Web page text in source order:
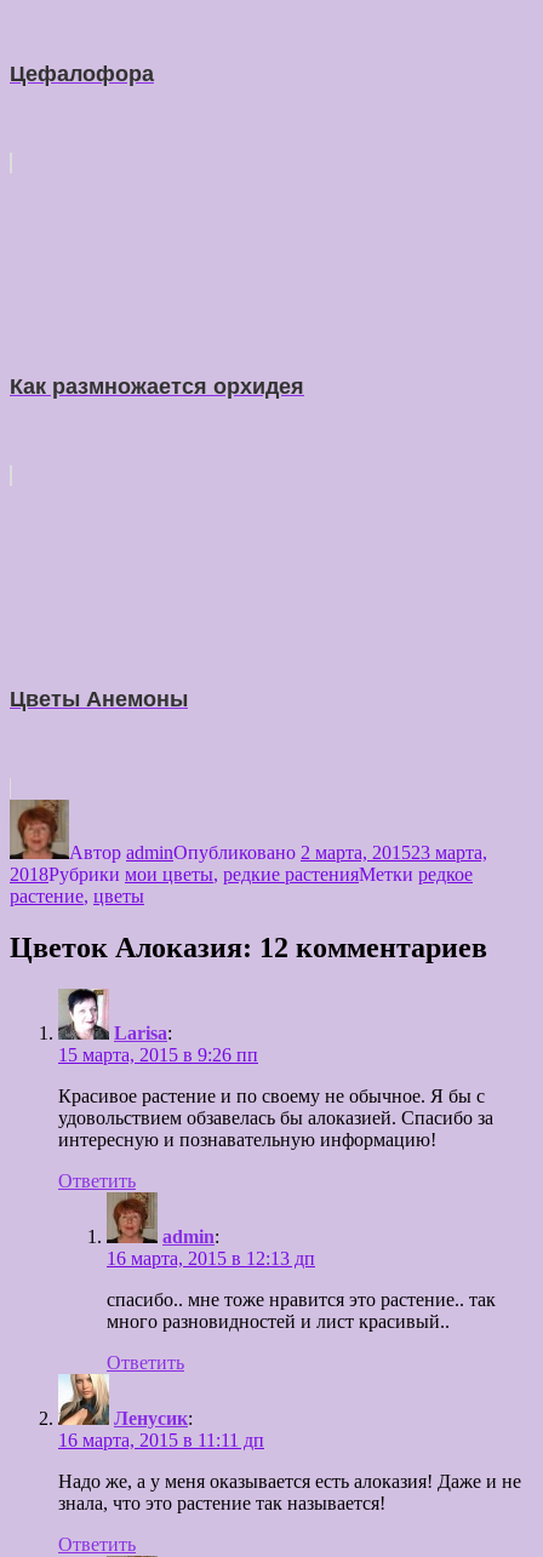
Цефалофора
Как размножается орхидея
Цветы Анемоны
Автор adminОпубликовано 2 марта, 201523 марта,
2018Рубрики мои цветы, редкие растенияМетки редкое
растение, цветы
Цветок Алоказия: 12 комментариев
Larisa:
15 марта, 2015 в 9:26 пп
Красивое растение и по своему не обычное. Я бы с
удовольствием обзавелась бы алоказией. Спасибо за
интересную и познавательную информацию!
Ответить
admin:
16 марта, 2015 в 12:13 дп
спасибо.. мне тоже нравится это растение.. так
много разновидностей и лист красивый..
Ответить
Ленусик:
16 марта, 2015 в 11:11 дп
Надо же, а у меня оказывается есть алоказия! Даже и не
знала, что это растение так называется!
Ответить